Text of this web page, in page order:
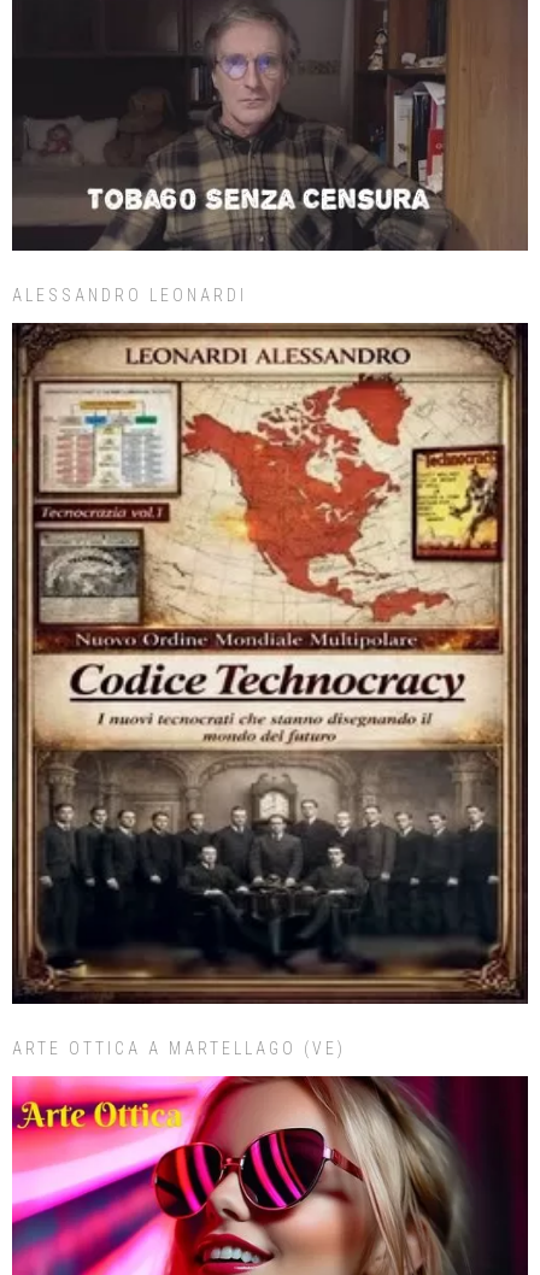
ALESSANDRO LEONARDI
ARTE OTTICA A MARTELLAGO (VE)